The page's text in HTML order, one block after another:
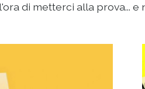
di metterci alla prova... e